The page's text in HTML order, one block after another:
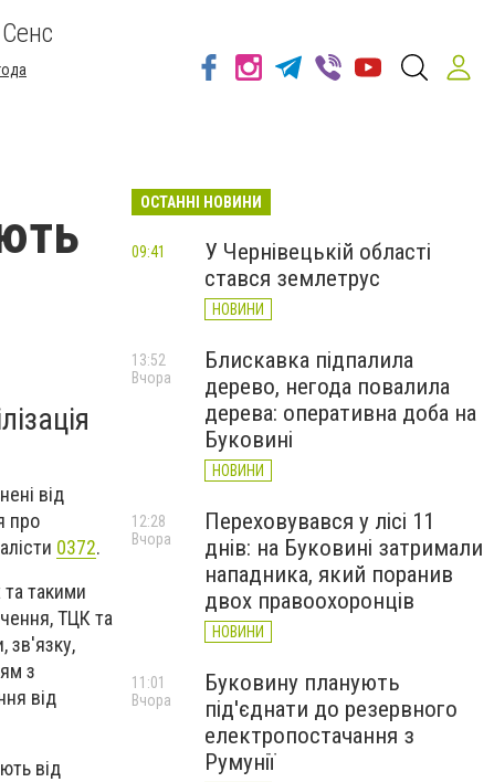
від
про
0372.
та такими
ТЦК та
зв'язку,
з
від
від
ОСТАННІ НОВИНИ
У Чернівецькій області
стався землетрус
НОВИНИ
09:41
Блискавка підпалила
дерево, негода повалила
дерева: оперативна доба на
Буковині
НОВИНИ
13:52
Вчора
Переховувався у лісі 11
днів: на Буковині затримали
нападника, який поранив
двох правоохоронців
НОВИНИ
12:28
Вчора
Буковину планують
під'єднати до резервного
електропостачання з
Румунії
11:01
Вчора